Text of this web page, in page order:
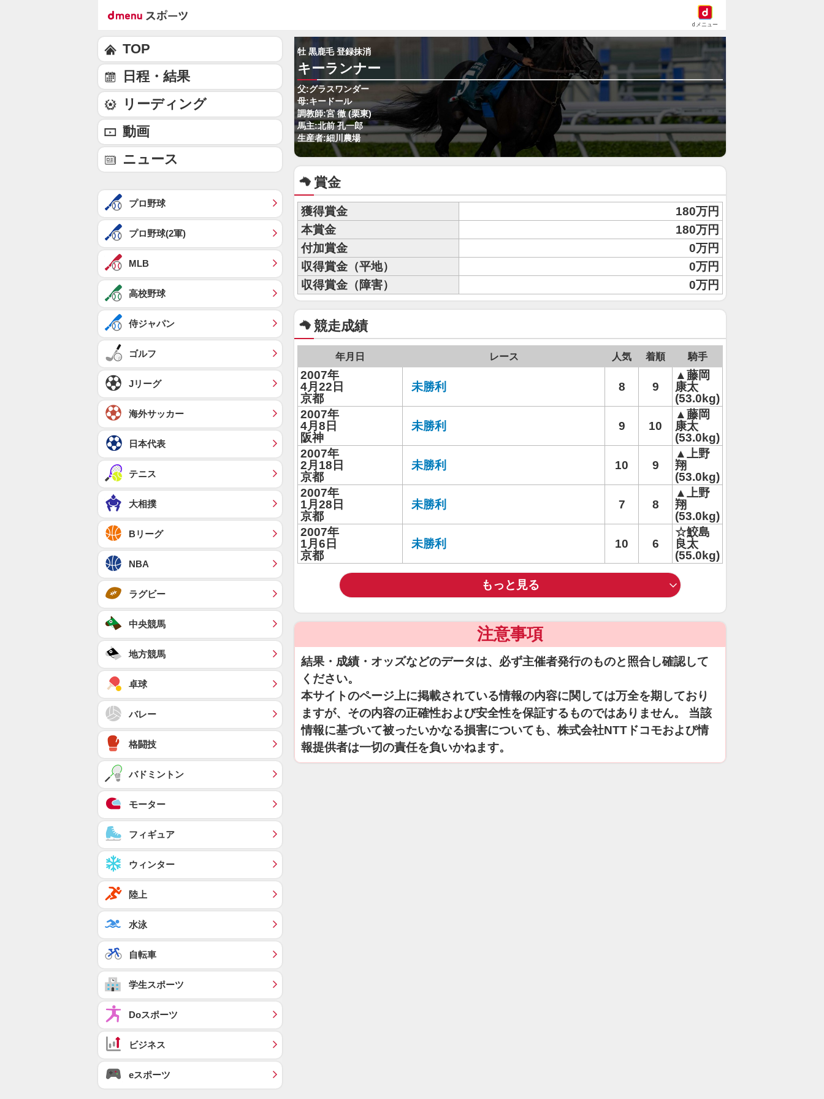
dメニュー
牡 黒鹿毛 登録抹消
キーランナー
父:グラスワンダー
母:キードール
調教師:宮 徹 (栗東)
馬主:北前 孔一郎
生産者:細川農場
賞金
獲得賞金
180万円
本賞金
180万円
付加賞金
0万円
収得賞金（平地）
0万円
収得賞金（障害）
0万円
競走成績
年月日 レース 人気 着順 騎手
2007年
4月22日
京都
未勝利 8 9
▲藤岡
康太
(53.0kg)
2007年
4月8日
阪神
未勝利 9 10
▲藤岡
康太
(53.0kg)
2007年
2月18日
京都
未勝利 10 9
▲上野
翔
(53.0kg)
2007年
1月28日
京都
未勝利 7 8
▲上野
翔
(53.0kg)
2007年
1月6日
京都
未勝利 10 6
☆鮫島
良太
(55.0kg)
もっと見る
注意事項
結果・成績・オッズなどのデータは、必ず主催者発行のものと照合し確認して
ください。
本サイトのページ上に掲載されている情報の内容に関しては万全を期しており
ますが、その内容の正確性および安全性を保証するものではありません。 当該
情報に基づいて被ったいかなる損害についても、株式会社NTTドコモおよび情
報提供者は一切の責任を負いかねます。
TOP
日程・結果
リーディング
動画
ニュース
プロ野球
プロ野球(2軍)
MLB
高校野球
侍ジャパン
ゴルフ
Jリーグ
海外サッカー
日本代表
テニス
大相撲
Bリーグ
NBA
ラグビー
中央競馬
地方競馬
卓球
バレー
格闘技
バドミントン
モーター
フィギュア
ウィンター
陸上
水泳
自転車
学生スポーツ
Doスポーツ
ビジネス
eスポーツ